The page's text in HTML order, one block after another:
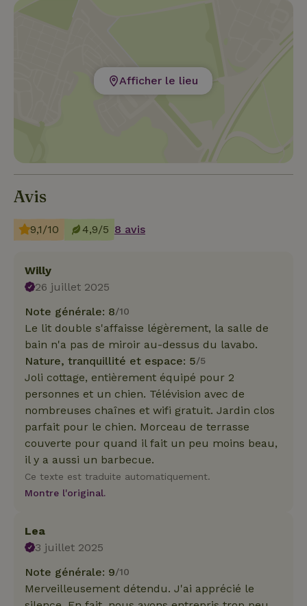
Afficher le lieu
Avis
9,1/10 4,9/5 8 avis
Willy
26 juillet 2025
Note générale: 8/10
Le lit double s'affaisse légèrement, la salle de
bain n'a pas de miroir au-dessus du lavabo.
Nature, tranquillité et espace: 5/5
Joli cottage, entièrement équipé pour 2
personnes et un chien. Télévision avec de
nombreuses chaînes et wifi gratuit. Jardin clos
parfait pour le chien. Morceau de terrasse
couverte pour quand il fait un peu moins beau,
il y a aussi un barbecue.
Ce texte est traduite automatiquement.
Montre l'original.
Lea
3 juillet 2025
Note générale: 9/10
Merveilleusement détendu. J'ai apprécié le